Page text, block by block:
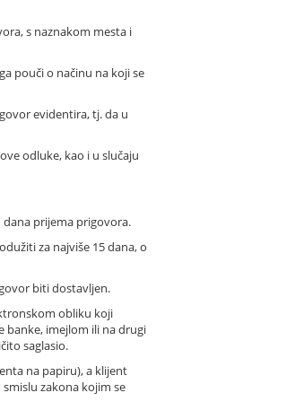
s naznakom mesta i
pouči o načinu na koji se
evidentira, tj. da u
odluke, kao i u slučaju
prijema prigovora.
za najviše 15 dana, o
biti dostavljen.
obliku koji
banke, imejlom ili na drugi
saglasio.
na papiru), a klijent
zakona kojim se